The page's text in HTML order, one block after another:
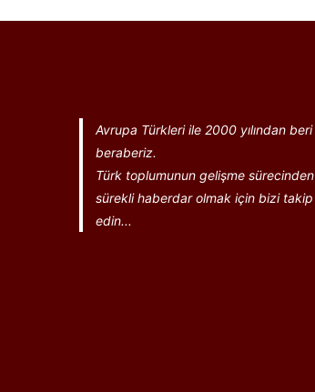
Avrupa Türkleri ile 2000 yılından beri
beraberiz.
Türk toplumunun gelişme sürecinden
sürekli haberdar olmak için bizi takip
edin...